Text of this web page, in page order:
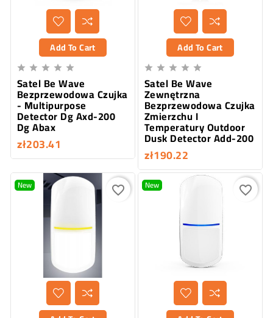
Add To Cart
    
Satel Be Wave
Bezprzewodowa Czujka
- Multipurpose
Detector Dg Axd-200
Dg Abax
zł203.41
Add To Cart
    
Satel Be Wave
Zewnętrzna
Bezprzewodowa Czujka
Zmierzchu I
Temperatury Outdoor
Dusk Detector Add-200
zł190.22
New favorite_border New favorite_border